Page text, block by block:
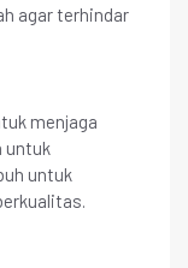
agar terhindar
menjaga
untuk
untuk